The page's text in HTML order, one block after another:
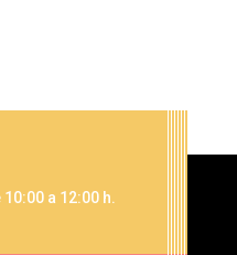
a 12:00 h.